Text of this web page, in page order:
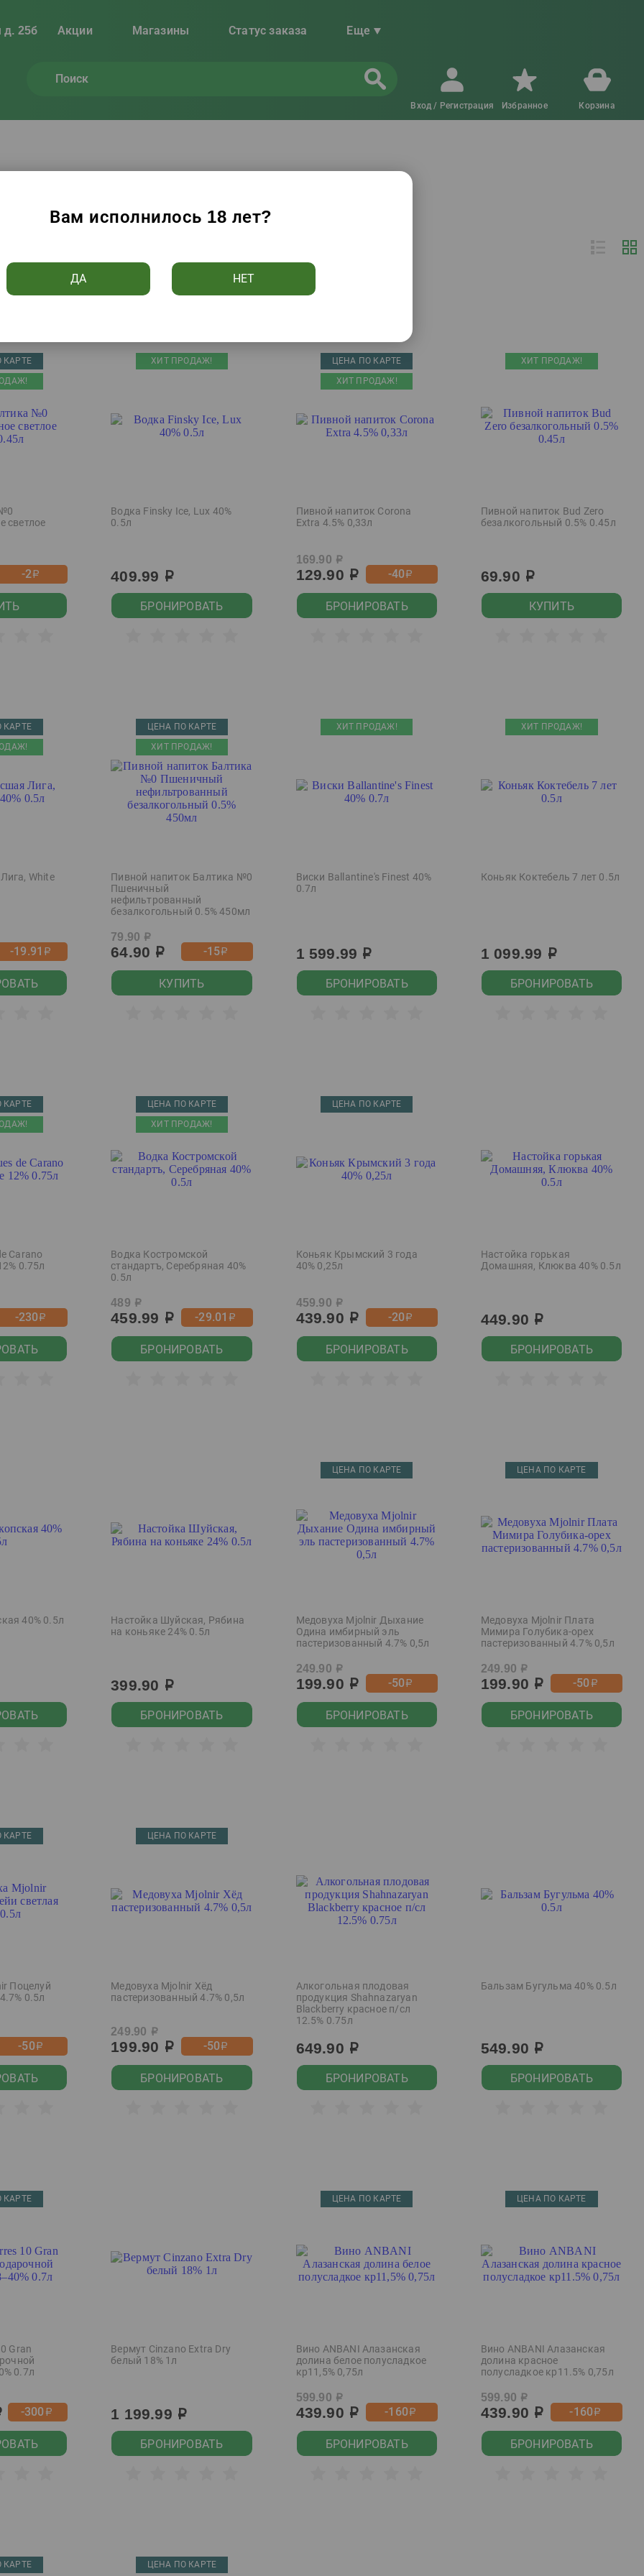
д. 25б Акции Магазины Статус заказа Еще
Вход / Регистрация Избранное Корзина
Вам исполнилось 18 лет?
ДА НЕТ
вино, пиво товаров)
КАРТЕ
светлое
-2р
ХИТ ПРОДАЖ!
Водка Finsky Ice, Lux 40%
0.5л
409.99 р
БРОНИРОВАТЬ
ЦЕНА ПО КАРТЕ
ХИТ ПРОДАЖ!
Пивной напиток Corona
Extra 4.5% 0,33л
169.90 р
129.90 р -40р
БРОНИРОВАТЬ
ХИТ ПРОДАЖ!
Пивной напиток Bud Zero
безалкогольный 0.5% 0.45л
69.90 р
КУПИТЬ
КАРТЕ
White
-19.91 р
ЦЕНА ПО КАРТЕ
ХИТ ПРОДАЖ!
Пивной напиток Балтика №0
Пшеничный
нефильтрованный
безалкогольный 0.5% 450мл
79.90 р
64.90 р -15р
КУПИТЬ
ХИТ ПРОДАЖ!
Виски Ballantine's Finest 40%
0.7л
1 599.99 р
БРОНИРОВАТЬ
ХИТ ПРОДАЖ!
Коньяк Коктебель 7 лет 0.5л
1 099.99 р
БРОНИРОВАТЬ
КАРТЕ
Carano
0.75л
-230р
ЦЕНА ПО КАРТЕ
ХИТ ПРОДАЖ!
Водка Костромской
стандартъ, Серебряная 40%
0.5л
489 р
459.99 р -29.01 р
БРОНИРОВАТЬ
ЦЕНА ПО КАРТЕ
Коньяк Крымский 3 года
40% 0,25л
459.90 р
439.90 р -20р
БРОНИРОВАТЬ
Настойка горькая
Домашняя, Клюква 40% 0.5л
449.90 р
БРОНИРОВАТЬ
40% 0.5л
Настойка Шуйская, Рябина
на коньяке 24% 0.5л
399.90 р
БРОНИРОВАТЬ
ЦЕНА ПО КАРТЕ
Медовуха Mjolnir Дыхание
Одина имбирный эль
пастеризованный 4.7% 0,5л
249.90 р
199.90 р -50р
БРОНИРОВАТЬ
ЦЕНА ПО КАРТЕ
Медовуха Mjolnir Плата
Мимира Голубика-орех
пастеризованный 4.7% 0,5л
249.90 р
199.90 р -50р
БРОНИРОВАТЬ
КАРТЕ
Поцелуй
0.5л
-50р
ЦЕНА ПО КАРТЕ
Медовуха Mjolnir Хёд
пастеризованный 4.7% 0,5л
249.90 р
199.90 р -50р
БРОНИРОВАТЬ
Алкогольная плодовая
продукция Shahnazaryan
Blackberry красное п/сл
12.5% 0.75л
649.90 р
БРОНИРОВАТЬ
Бальзам Бугульма 40% 0.5л
549.90 р
БРОНИРОВАТЬ
КАРТЕ
Gran
0.7л
-300р
Вермут Cinzano Extra Dry
белый 18% 1л
1 199.99 р
БРОНИРОВАТЬ
ЦЕНА ПО КАРТЕ
Вино ANBANI Алазанская
долина белое полусладкое
кр11,5% 0,75л
599.90 р
439.90 р -160р
БРОНИРОВАТЬ
ЦЕНА ПО КАРТЕ
Вино ANBANI Алазанская
долина красное
полусладкое кр11.5% 0,75л
599.90 р
439.90 р -160р
БРОНИРОВАТЬ
КАРТЕ ЦЕНА ПО КАРТЕ